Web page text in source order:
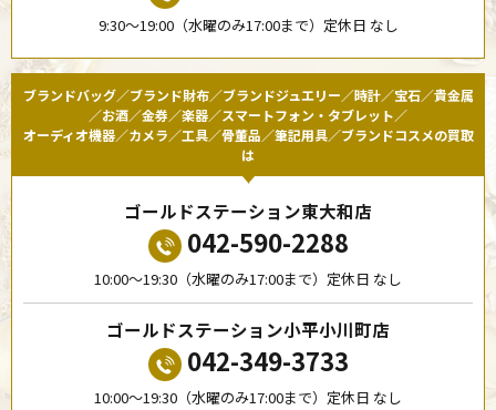
9:30〜19:00（水曜のみ17:00まで）定休日 なし
ブランドバッグ／ブランド財布／ブランドジュエリー／時計／宝石／貴金属
／お酒／金券／楽器／スマートフォン・タブレット／
オーディオ機器／カメラ／工具／骨董品／筆記用具／ブランドコスメの買取
は
ゴールドステーション東大和店
042-590-2288
10:00〜19:30（水曜のみ17:00まで）定休日 なし
ゴールドステーション小平小川町店
042-349-3733
10:00〜19:30（水曜のみ17:00まで）定休日 なし